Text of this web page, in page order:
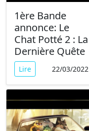
1ère Bande
annonce: Le
Chat Potté 2 : La
Dernière Quête
Lire 22/03/2022